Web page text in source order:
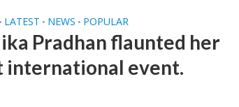
• LATEST • NEWS • POPULAR
Pradhan flaunted her
international event.